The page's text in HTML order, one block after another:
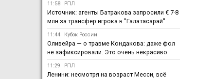
11:58 РПЛ
Источник: агенты Батракова запросили € 7-8
млн за трансфер игрока в "Галатасарай"
11:44 Кубок России
Оливейра — о травме Кондакова: даже фол
не зафиксировали. Это очень некрасиво
11:29 РПЛ
Ленини: несмотря на возраст Месси, всё